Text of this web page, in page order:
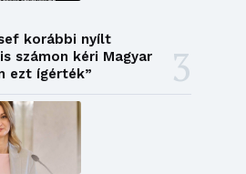
korábbi nyílt
számon kéri Magyar
ezt ígérték”